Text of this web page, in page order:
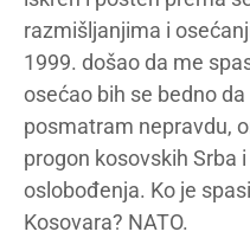
razmišljanjima i
1999. došao da me
osećao bih se bedno
posmatram nepravdu,
progon kosovskih Srba
oslobođenja. Ko je
Kosovara? NATO.